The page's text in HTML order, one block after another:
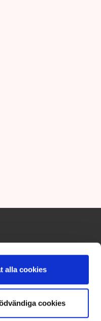
alla cookies
cookies